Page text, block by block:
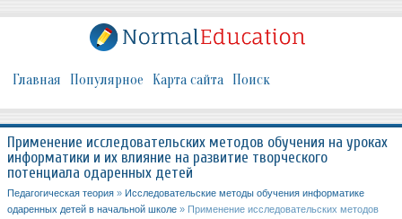
Главная Популярное Карта сайта Поиск
Применение исследовательских методов обучения на уроках
информатики и их влияние на развитие творческого
потенциала одаренных детей
Педагогическая теория » Исследовательские методы обучения информатике
одаренных детей в начальной школе » Применение исследовательских методов